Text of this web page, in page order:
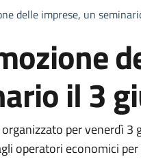
delle imprese, un
il 3
per venerdì 3
operatori economici